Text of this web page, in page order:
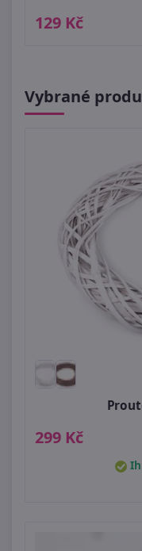
129 Kč
Vybrané
299 Kč